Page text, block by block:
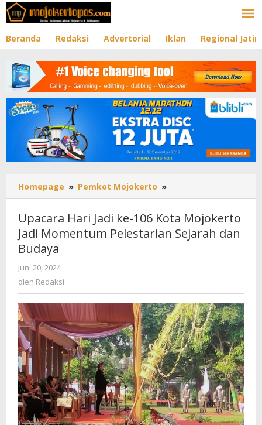
Lewati
ke
Beranda Redaksi Advertorial Iklan Regional Jatim
Homepage » Pemkot Mojokerto »
Hari
ke-
106
Pelestarian
Sejarah
dan
Budaya
Upacara Hari Jadi ke-106 Kota Mojokerto
Jadi Momentum Pelestarian Sejarah dan
Budaya
Juni 20, 2024
oleh Redaksi